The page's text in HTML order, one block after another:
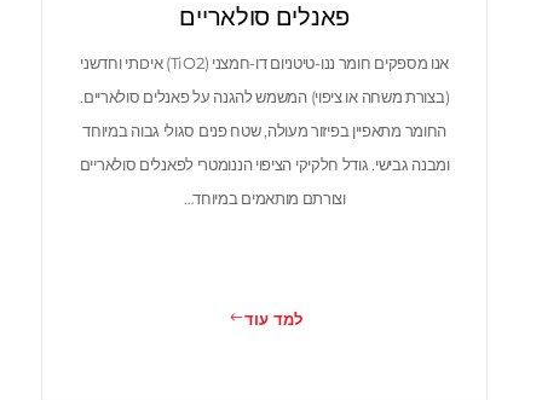
פאנלים סולאריים
אנו מספקים חומר ננו-טיטניום דו-חמצני (TiO2) איכותי וחדשני
(בצורת משחה או ציפוי) המשמש להגנה על פאנלים סולאריים.
החומר מתאפיין בפיזור מעולה, שטח פנים סגולי גבוה במיוחד
ומבנה גבישי. גודל חלקיקי הציפוי הננומטרי לפאנלים סולאריים
וצורתם מותאמים במיוחד…
למד עוד